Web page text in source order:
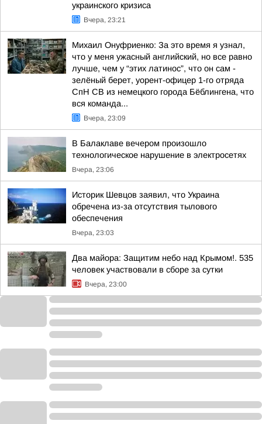
украинского кризиса
Вчера, 23:21
Михаил Онуфриенко: За это время я узнал,
что у меня ужасный английский, но все равно
лучше, чем у “этих латинос”, что он сам -
зелёный берет, уорент-офицер 1-го отряда
СпН СВ из немецкого города Бёблингена, что
вся команда...
Вчера, 23:09
В Балаклаве вечером произошло
технологическое нарушение в электросетях
Вчера, 23:06
Историк Шевцов заявил, что Украина
обречена из-за отсутствия тылового
обеспечения
Вчера, 23:03
Два майора: Защитим небо над Крымом!. 535
человек участвовали в сборе за сутки
Вчера, 23:00